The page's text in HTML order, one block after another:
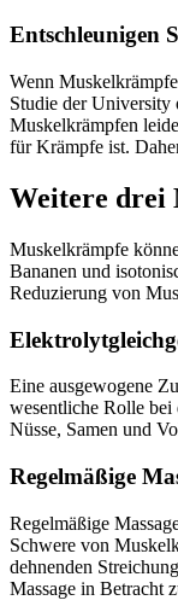
Entschleunigen
Wenn
Studie der University
Muskelkrämpfen
für Krämpfe ist.
Weitere drei
Muskelkrämpfe
Bananen und
Reduzierung von
Eine ausgewogene
wesentliche Rolle
Nüsse, Samen und
Regelmäßige
Regelmäßige
Schwere von
dehnenden
Massage in Betracht